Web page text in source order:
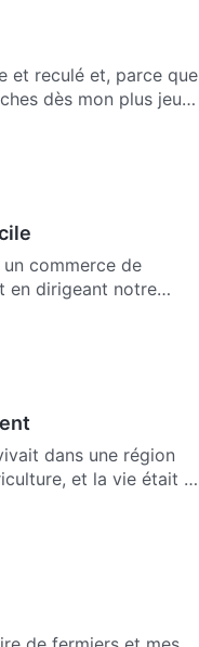
et reculé et, parce que
dès mon plus jeu…
un commerce de
en dirigeant notre
dans une région
et la vie était …